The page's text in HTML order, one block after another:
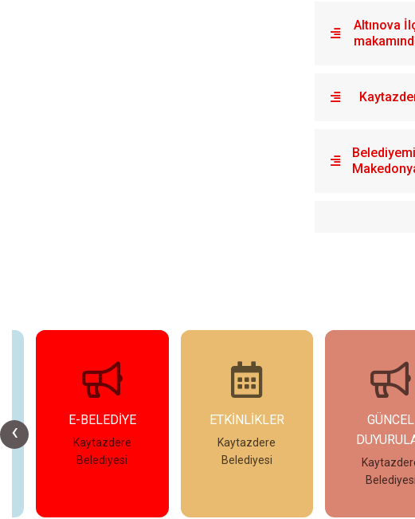
Altınova
‹ E-BELEDİYE
Kaytazdere
Belediyesi
ETKİNLİKLER
Kaytazdere
Belediyesi
GÜNCEL
Belediyesi
İncele